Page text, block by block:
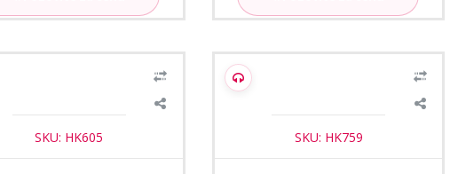
DS-K1T320MWX WiFi
za kontrolu pristupa sa
SKU: HK605
Hikvision DS-K1T502DBWX
Terminal za kontrolu pristupa
SKU: HK759